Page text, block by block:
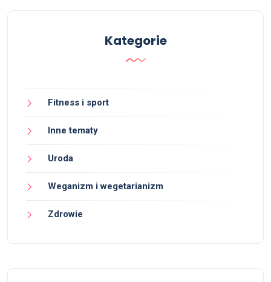
Kategorie
Fitness i sport
Inne tematy
Uroda
Weganizm i wegetarianizm
Zdrowie